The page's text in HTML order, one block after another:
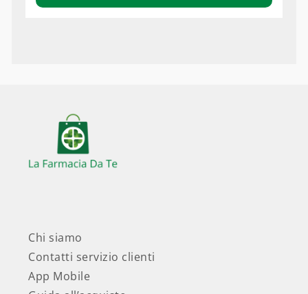
Chi siamo
Contatti servizio clienti
App Mobile